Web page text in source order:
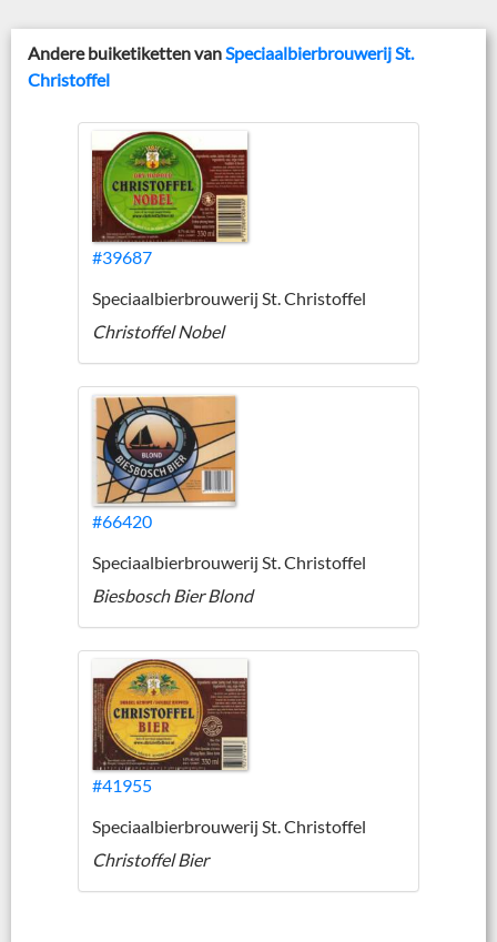
Andere buiketiketten vanSpeciaalbierbrouwerij St.
Christoffel
#39687
Speciaalbierbrouwerij St. Christoffel
Christoffel Nobel
#66420
Speciaalbierbrouwerij St. Christoffel
Biesbosch Bier Blond
#41955
Speciaalbierbrouwerij St. Christoffel
Christoffel Bier